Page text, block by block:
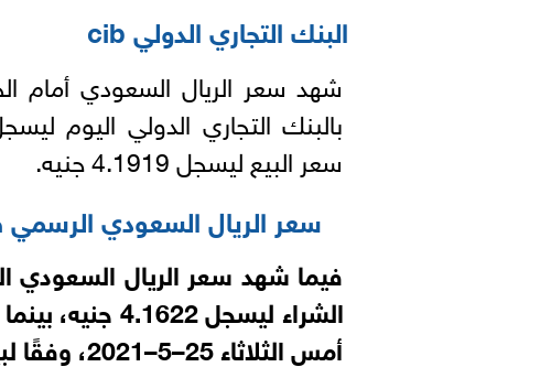
البنك التجاري الدولي cib
شهد سعر الريال السعودي أمام
سعر البيع ليسجل 4.1919 جنيه.
سعر الريال السعودي
فيما شهد سعر الريال السعودي
الشراء ليسجل 4.1622
جنيه،
أمس الثلاثاء 25–5–2021، وفقًا لبيانات البنك المركزي.